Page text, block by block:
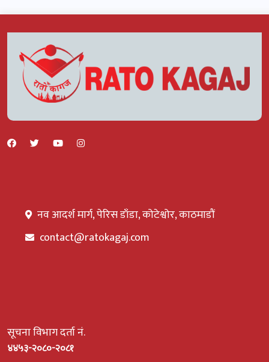
नव आदर्श मार्ग, पेरिस डाँडा, कोटेश्वोर, काठमाडौं
contact@ratokagaj.com
सूचना विभाग दर्ता नं.
४४५३-२०८०-२०८१